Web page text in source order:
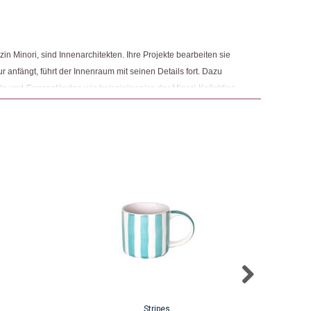
Minori, sind Innenarchitekten. Ihre Projekte bearbeiten sie
anfängt, führt der Innenraum mit seinen Details fort. Dazu
und Gegenständen wie beispielsweise der Minori-Kollektion.
bei einer ihrer vielen Reisen nach Italien. Ihr immer gut
Stripes